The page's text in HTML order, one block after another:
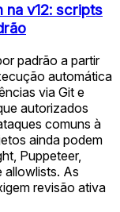
v12: scripts
padrão a partir
automática
via Git e
autorizados
comuns à
ainda podem
Puppeteer,
allowlists. As
revisão ativa